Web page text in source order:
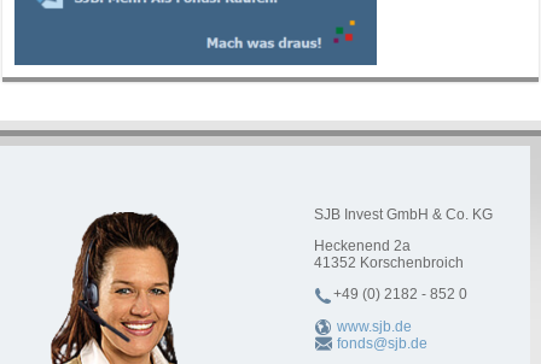
SJB Invest GmbH & Co. KG
Heckenend 2a
41352 Korschenbroich
+49 (0) 2182 - 852 0
www.sjb.de
fonds@sjb.de